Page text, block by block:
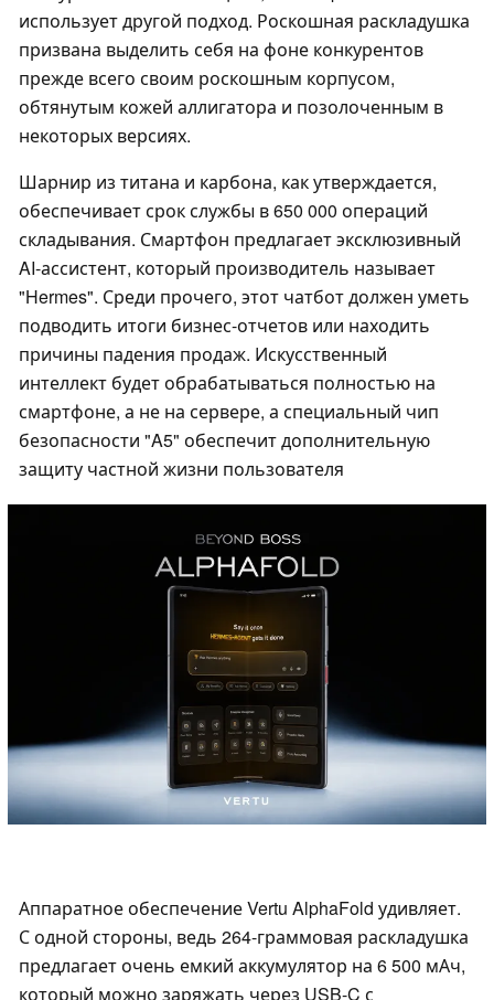
использует другой подход. Роскошная раскладушка
призвана выделить себя на фоне конкурентов
прежде всего своим роскошным корпусом,
обтянутым кожей аллигатора и позолоченным в
некоторых версиях.
Шарнир из титана и карбона, как утверждается,
обеспечивает срок службы в 650 000 операций
складывания. Смартфон предлагает эксклюзивный
AI-ассистент, который производитель называет
"Hermes". Среди прочего, этот чатбот должен уметь
подводить итоги бизнес-отчетов или находить
причины падения продаж. Искусственный
интеллект будет обрабатываться полностью на
смартфоне, а не на сервере, а специальный чип
безопасности "A5" обеспечит дополнительную
защиту частной жизни пользователя
Аппаратное обеспечение Vertu AlphaFold удивляет.
С одной стороны, ведь 264-граммовая раскладушка
предлагает очень емкий аккумулятор на 6 500 мАч,
который можно заряжать через USB-C с